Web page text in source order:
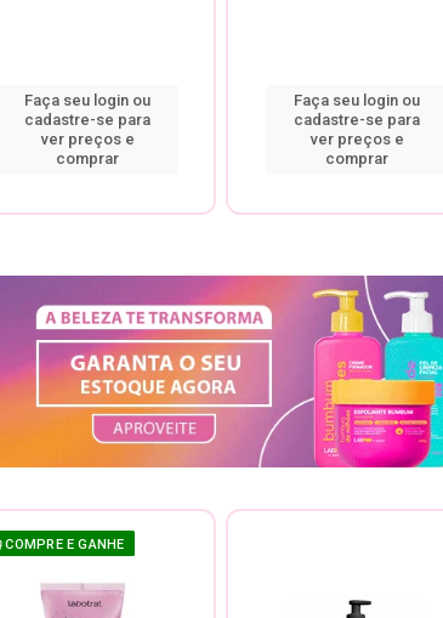
Faça seu login ou
cadastre-se para
ver preços e
comprar
Faça seu login ou
cadastre-se para
ver preços e
comprar
COMPRE E GANHE